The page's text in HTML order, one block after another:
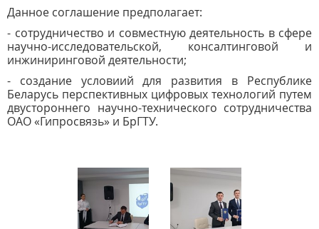
Данное соглашение предполагает:
- сотрудничество и совместную деятельность в сфере
научно-исследовательской, консалтинговой и
инжиниринговой деятельности;
- создание условиий для развития в Республике
Беларусь перспективных цифровых технологий путем
двустороннего научно-технического сотрудничества
ОАО «Гипросвязь» и БрГТУ.